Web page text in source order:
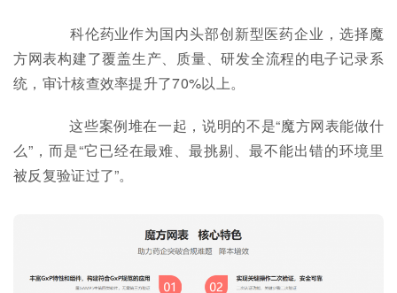
科伦药业作为国内头部创新型医药企业，选择魔
方网表构建了覆盖生产、质量、研发全流程的电子记录系
统，审计核查效率提升了70%以上。
这些案例堆在一起，说明的不是“魔方网表能做什
么”，而是“它已经在最难、最挑剔、最不能出错的环境里
被反复验证过了”。